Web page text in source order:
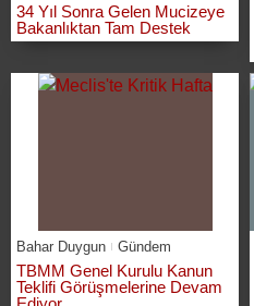
34 Yıl Sonra Gelen Mucizeye
Bakanlıktan Tam Destek
Bahar Duygun Gündem
TBMM Genel Kurulu Kanun
Teklifi Görüşmelerine Devam